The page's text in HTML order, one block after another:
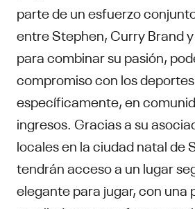
parte de un esfuerzo
entre Stephen, Curry Brand
para combinar su pasión,
compromiso con los
específicamente, en
ingresos. Gracias a su
locales en la ciudad natal de
tendrán acceso a un lugar
elegante para jugar, con una